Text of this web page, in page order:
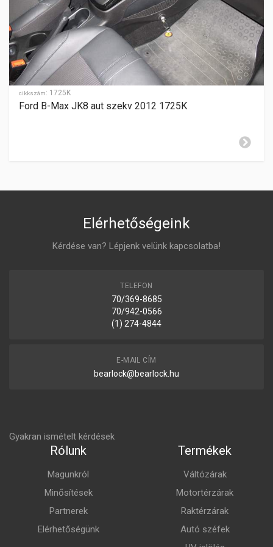
SEBESSÉGFOKOZATOK
6
HÁTRAMENET
elöl
GYÁRTÁSI ÉV
2014-
cikkszám: 1725K
Ford B-Max JK8 aut szekv 2012 1725K
Elérhetőségeink
Kérdése van? Lépjenk velünk kapcsolatba!
TELEFON
70/369-8685
70/942-0566
(1) 274-4844
E-MAIL CÍM
bearlock@bearlock.hu
Gyakran ismételt kérdések
Rólunk
Magunkról
Minősítések
Partnerek
Elérhetőségünk
Termékek
Váltózárak
Motortérzárak
Raktérzárak
Autó széfek